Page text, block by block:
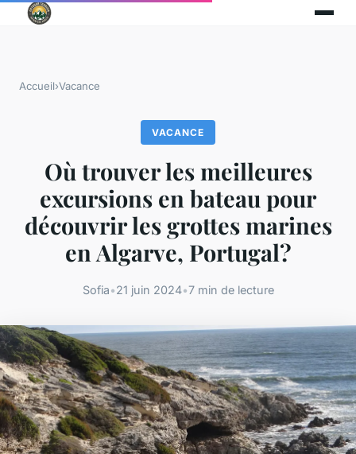
Accueil›Vacance
VACANCE
Où trouver les meilleures
excursions en bateau pour
découvrir les grottes marines
en Algarve, Portugal?
Sofia•21 juin 2024•7 min de lecture